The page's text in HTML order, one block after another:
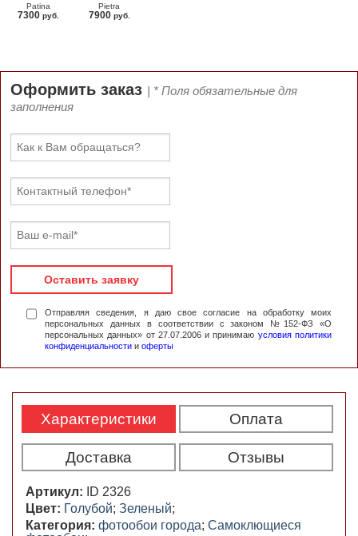
Patina
7300 руб.
Pietra
7900 руб.
Оформить заказ | * Поля обязательные для
заполнения
Оставить заявку
Отправляя сведения, я даю свое согласие на обработку моих
персональных данных в соответствии с законом №152-ФЗ «О
персональных данных» от 27.07.2006 и принимаю условия политики
конфиденциальности и оферты
Характеристики Оплата
Доставка Отзывы
Артикул:
ID 2326
Цвет: Голубой; Зеленый;
Категория: фотообои города; Cамоклющиеся